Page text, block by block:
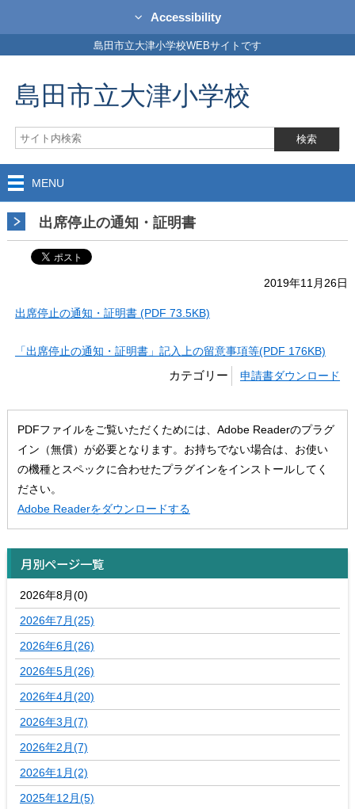
Accessibility
島田市立大津小学校WEBサイトです
島田市立大津小学校
MENU
出席停止の通知・証明書
2019年11月26日
出席停止の通知・証明書 (PDF 73.5KB)
「出席停止の通知・証明書」記入上の留意事項等(PDF 176KB)
カテゴリー 申請書ダウンロード
PDFファイルをご覧いただくためには、Adobe Readerのプラグ
イン（無償）が必要となります。お持ちでない場合は、お使い
の機種とスペックに合わせたプラグインをインストールしてく
ださい。
Adobe Readerをダウンロードする
月別ページ一覧
2026年8月(0)
2026年7月(25)
2026年6月(26)
2026年5月(26)
2026年4月(20)
2026年3月(7)
2026年2月(7)
2026年1月(2)
2025年12月(5)